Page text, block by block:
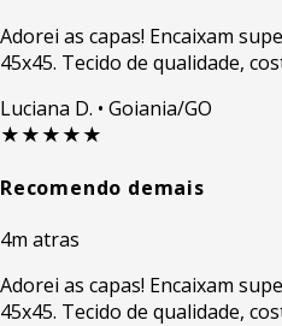
Adorei as capas! Encaixam
45x45. Tecido de qualidade,
Luciana D. • Goiania/GO
★★★★★
Recomendo demais
4m atras
Adorei as capas! Encaixam
45x45. Tecido de qualidade,